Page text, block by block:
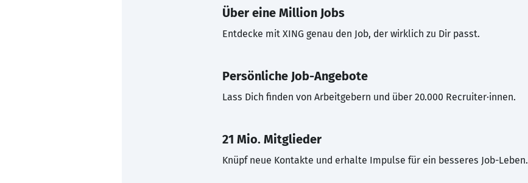
Über eine Million Jobs
Entdecke mit XING genau den Job, der wirklich zu Dir passt.
Persönliche Job-Angebote
Lass Dich finden von Arbeitgebern und über 20.000 Recruiter·innen.
21 Mio. Mitglieder
Knüpf neue Kontakte und erhalte Impulse für ein besseres Job-Leben.